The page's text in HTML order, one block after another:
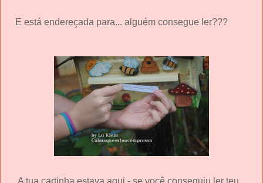
E está endereçada para... alguém consegue ler???
A tua cartinha estava aqui - se você conseguiu ler teu